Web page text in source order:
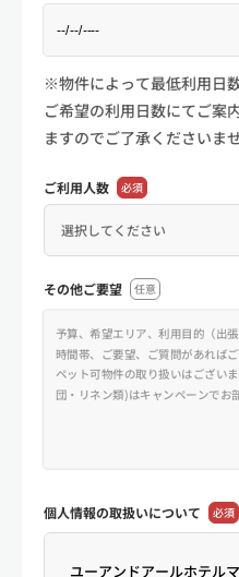
※物件によって最低利用日
ご希望の利用日数にてご案
ますのでご了承くださいませ
ご利用人数 必須
その他ご要望 任意
個人情報の取扱いについて 必須
ユーアンドアールホテル